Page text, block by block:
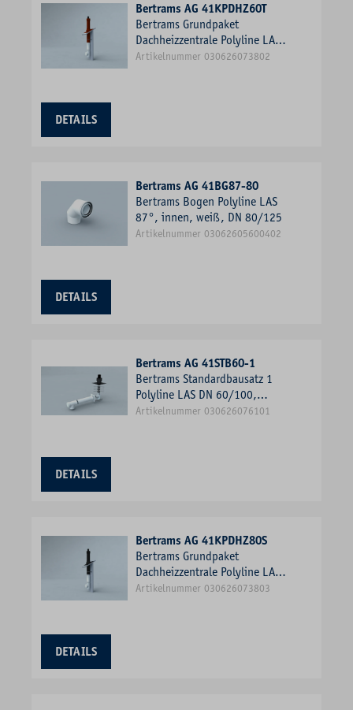
Bertrams AG 41KPDHZ60T
Bertrams Grundpaket
Dachheizzentrale Polyline LAS
Schrägdach 25-45Grad, DN
Artikelnummer 030626073802
DETAILS
Bertrams AG 41BG87-80
Bertrams Bogen Polyline LAS
87°, innen, weiß, DN 80/125
Artikelnummer 03062605600402
DETAILS
Bertrams AG 41STB60-1
Bertrams Standardbausatz 1
Polyline LAS DN 60/100,
Schachtmontage, Mündung PE
Artikelnummer 030626076101
DETAILS
Bertrams AG 41KPDHZ80S
Bertrams Grundpaket
Dachheizzentrale Polyline LAS
Schrägdach 25-45Grad, DN
Artikelnummer 030626073803
DETAILS